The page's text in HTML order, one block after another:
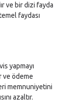
ve bir dizi fayda
faydası
yapmayı
ve ödeme
memnuniyetini
azaltır.